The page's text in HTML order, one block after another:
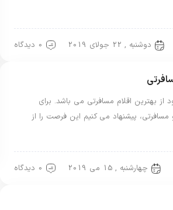
دوشنبه , 22 جولای 2019 0 دیدگاه
بهترین اقلام مسافرتی می باشد. برای
پیشنهاد می کنیم این فرصت را از
چهارشنبه , 15 می 2019 0 دیدگاه